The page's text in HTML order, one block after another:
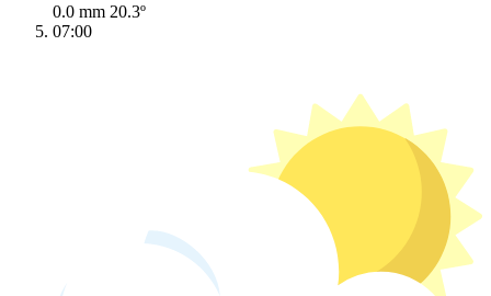
0.0 mm 20.3º
07:00